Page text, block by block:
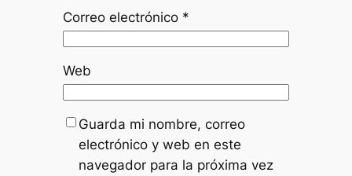
Correo electrónico *
Web
Guarda mi nombre, correo
electrónico y web en este
navegador para la próxima vez